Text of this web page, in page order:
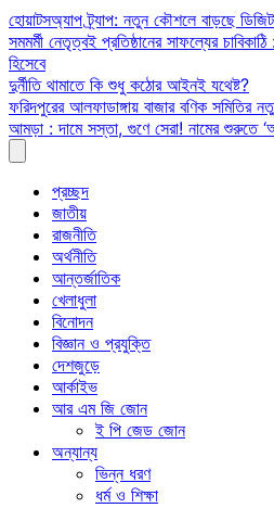
Skip
to
content
হোয়াটসঅ্যাপ ট্র্যাপ: নতুন কৌশলে বাড়ছে
সমমর্মী নেতৃত্বই প্রতিষ্ঠানের সাফল্যের
হিসেবে
দুর্নীতি থামাতে কি শুধু কঠোর আইনই যথেষ্ট?
ফরিদপুরের আলফাডাঙ্গায় বাজার বণিক সমিতির
আমড়া : দামে সস্তা, গুণে সেরা! নামের শুরুতে
প্রচ্ছদ
জাতীয়
রাজনীতি
অর্থনীতি
আন্তর্জাতিক
খেলাধুলা
বিনোদন
বিজ্ঞান ও প্রযুক্তি
দেশজুড়ে
আর্কাইভ
আর এম জি জোন
ই পি জেড জোন
অন্যান্য
ভিন্ন ধরণ
ধর্ম ও শিক্ষা